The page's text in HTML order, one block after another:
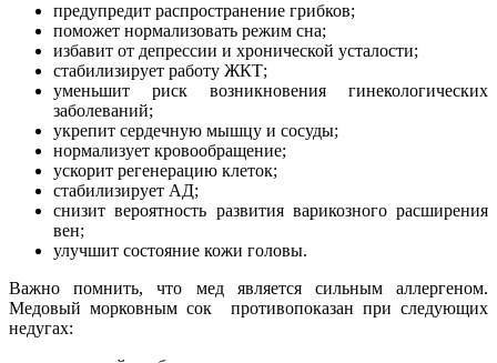
предупредит распространение грибков;
поможет нормализовать режим сна;
избавит от депрессии и хронической усталости;
стабилизирует работу ЖКТ;
уменьшит риск возникновения гинекологических
заболеваний;
укрепит сердечную мышцу и сосуды;
нормализует кровообращение;
ускорит регенерацию клеток;
стабилизирует АД;
снизит вероятность развития варикозного расширения
вен;
улучшит состояние кожи головы.
Важно помнить, что мед является сильным аллергеном.
Медовый морковным сок противопоказан при следующих
недугах: